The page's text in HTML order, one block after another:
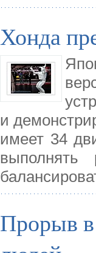
Хонда
и
имеет 34
Прорыв в